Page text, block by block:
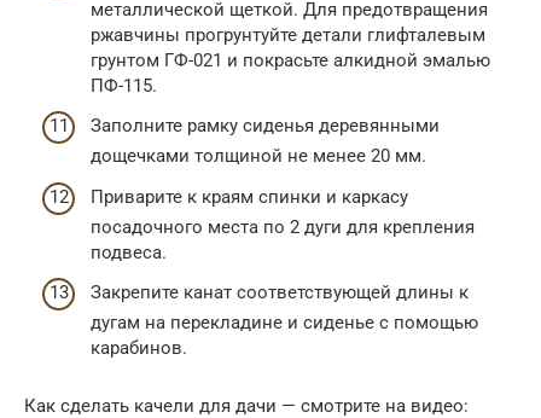
металлической щеткой. Для предотвращения
ржавчины прогрунтуйте детали глифталевым
грунтом ГФ-021 и покрасьте алкидной эмалью
ПФ-115.
Заполните рамку сиденья деревянными
дощечками толщиной не менее 20 мм.
Приварите к краям спинки и каркасу
посадочного места по 2 дуги для крепления
подвеса.
Закрепите канат соответствующей длины к
дугам на перекладине и сиденье с помощью
карабинов.
Как сделать качели для дачи — смотрите на видео: